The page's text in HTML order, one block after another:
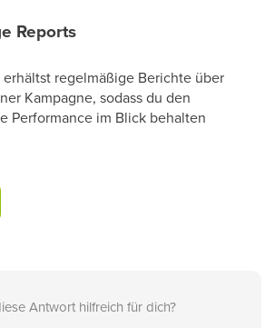
Reports
erhältst regelmäßige Berichte über
Kampagne, sodass du den
Performance im Blick behalten
Antwort hilfreich für dich?